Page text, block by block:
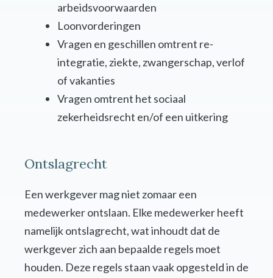
arbeidsvoorwaarden
Loonvorderingen
Vragen en geschillen omtrent re-
integratie, ziekte, zwangerschap, verlof
of vakanties
Vragen omtrent het sociaal
zekerheidsrecht en/of een uitkering
Ontslagrecht
Een werkgever mag niet zomaar een
medewerker ontslaan. Elke medewerker heeft
namelijk ontslagrecht, wat inhoudt dat de
werkgever zich aan bepaalde regels moet
houden. Deze regels staan vaak opgesteld in de